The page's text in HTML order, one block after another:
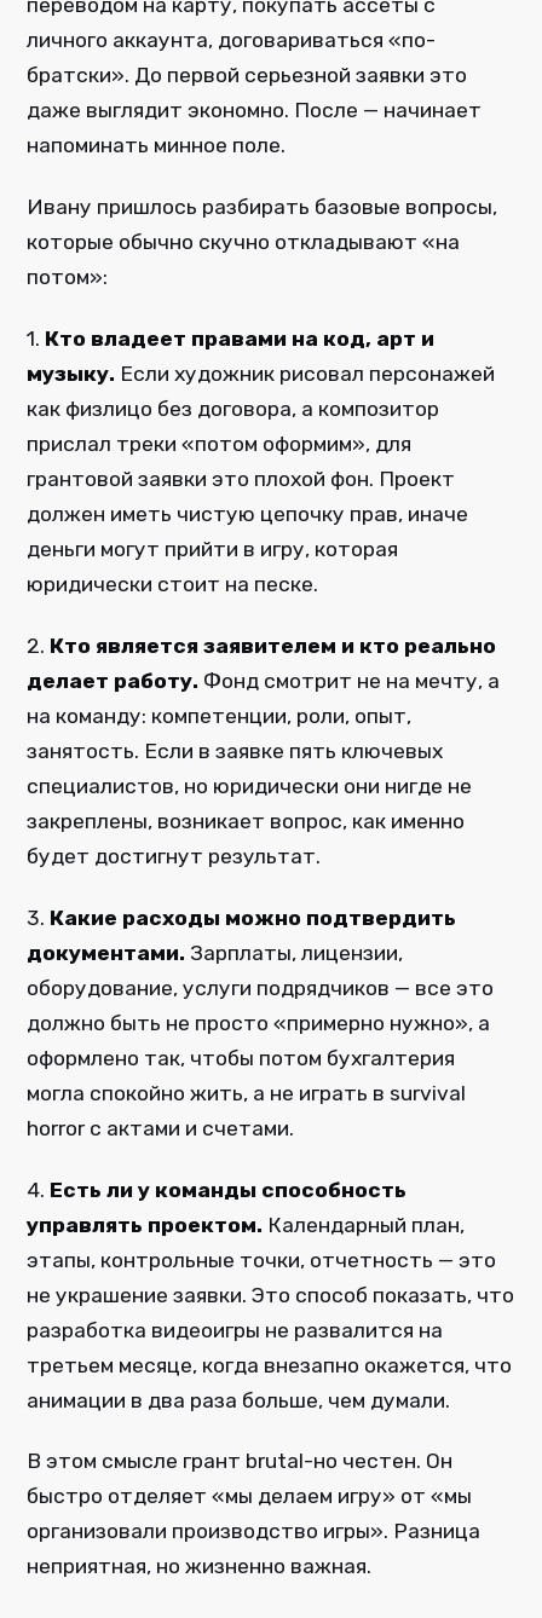
переводом на карту, покупать ассеты с
личного аккаунта, договариваться «по-
братски». До первой серьезной заявки это
даже выглядит экономно. После — начинает
напоминать минное поле.
Ивану пришлось разбирать базовые вопросы,
которые обычно скучно откладывают «на
потом»:
1. Кто владеет правами на код, арт и
музыку. Если художник рисовал персонажей
как физлицо без договора, а композитор
прислал треки «потом оформим», для
грантовой заявки это плохой фон. Проект
должен иметь чистую цепочку прав, иначе
деньги могут прийти в игру, которая
юридически стоит на песке.
2. Кто является заявителем и кто реально
делает работу. Фонд смотрит не на мечту, а
на команду: компетенции, роли, опыт,
занятость. Если в заявке пять ключевых
специалистов, но юридически они нигде не
закреплены, возникает вопрос, как именно
будет достигнут результат.
3. Какие расходы можно подтвердить
документами. Зарплаты, лицензии,
оборудование, услуги подрядчиков — все это
должно быть не просто «примерно нужно», а
оформлено так, чтобы потом бухгалтерия
могла спокойно жить, а не играть в survival
horror с актами и счетами.
4. Есть ли у команды способность
управлять проектом. Календарный план,
этапы, контрольные точки, отчетность — это
не украшение заявки. Это способ показать, что
разработка видеоигры не развалится на
третьем месяце, когда внезапно окажется, что
анимации в два раза больше, чем думали.
В этом смысле грант brutal-но честен. Он
быстро отделяет «мы делаем игру» от «мы
организовали производство игры». Разница
неприятная, но жизненно важная.